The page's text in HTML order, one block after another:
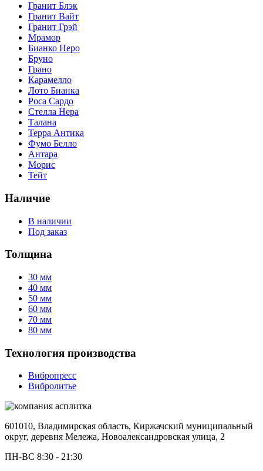
Гранит Блэк
Гранит Вайт
Гранит Грэй
Мрамор
Бианко Неро
Бруно
Грано
Карамелло
Лото Бианка
Роса Сардо
Стелла Нера
Талана
Терра Антика
Фумо Белло
Антара
Морис
Тейт
Наличие
В наличии
Под заказ
Толщина
30 мм
40 мм
50 мм
60 мм
70 мм
80 мм
Технология производства
Вибропресс
Вибролитье
601010, Владимирская область, Киржачский муниципальный
округ, деревня Мележа, Новоалександровская улица, 2
ПН-ВС 8:30 - 21:30